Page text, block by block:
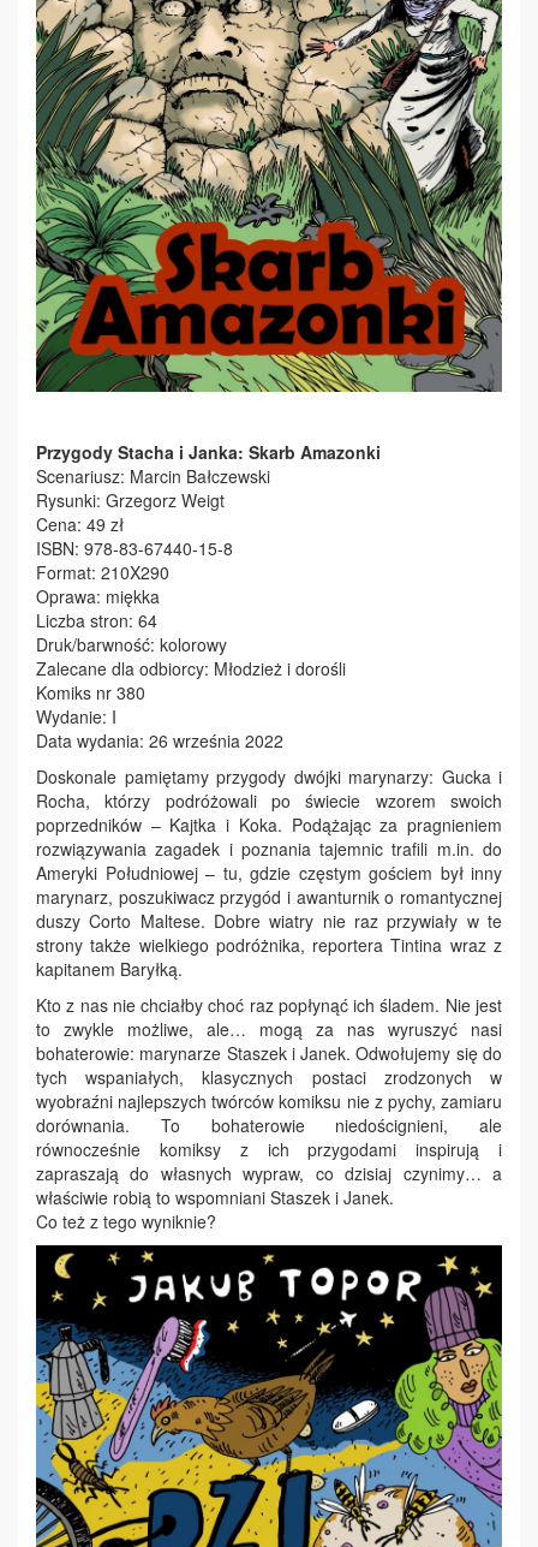
Przygody Stacha i Janka: Skarb Amazonki
Scenariusz: Marcin Bałczewski
Rysunki: Grzegorz Weigt
Cena: 49 zł
ISBN: 978-83-67440-15-8
Format: 210X290
Oprawa: miękka
Liczba stron: 64
Druk/barwność: kolorowy
Zalecane dla odbiorcy: Młodzież i dorośli
Komiks nr 380
Wydanie: I
Data wydania: 26 września 2022
Doskonale pamiętamy przygody dwójki marynarzy: Gucka i
Rocha, którzy podróżowali po świecie wzorem swoich
poprzedników – Kajtka i Koka. Podążając za pragnieniem
rozwiązywania zagadek i poznania tajemnic trafili m.in. do
Ameryki Południowej – tu, gdzie częstym gościem był inny
marynarz, poszukiwacz przygód i awanturnik o romantycznej
duszy Corto Maltese. Dobre wiatry nie raz przywiały w te
strony także wielkiego podróżnika, reportera Tintina wraz z
kapitanem Baryłką.
Kto z nas nie chciałby choć raz popłynąć ich śladem. Nie jest
to zwykle możliwe, ale… mogą za nas wyruszyć nasi
bohaterowie: marynarze Staszek i Janek. Odwołujemy się do
tych wspaniałych, klasycznych postaci zrodzonych w
wyobraźni najlepszych twórców komiksu nie z pychy, zamiaru
dorównania. To bohaterowie niedoścignieni, ale
równocześnie komiksy z ich przygodami inspirują i
zapraszają do własnych wypraw, co dzisiaj czynimy… a
właściwie robią to wspomniani Staszek i Janek.
Co też z tego wyniknie?